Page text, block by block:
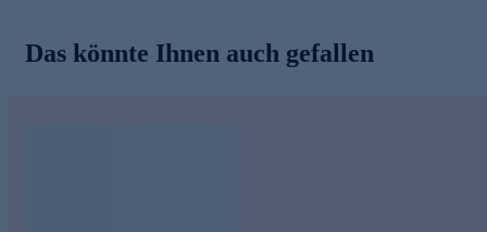
Das könnte Ihnen auch gefallen